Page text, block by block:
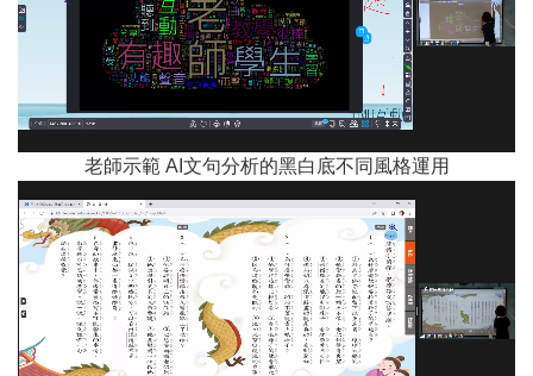
老師示範 AI文句分析的黑白底不同風格運用